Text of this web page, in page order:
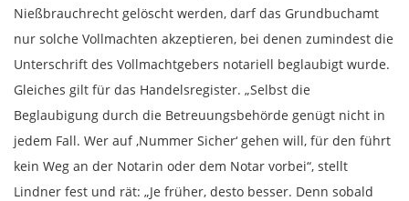
Nießbrauchrecht gelöscht werden, darf das Grundbuchamt
nur solche Vollmachten akzeptieren, bei denen zumindest die
Unterschrift des Vollmachtgebers notariell beglaubigt wurde.
Gleiches gilt für das Handelsregister. „Selbst die
Beglaubigung durch die Betreuungsbehörde genügt nicht in
jedem Fall. Wer auf ,Nummer Sicher‘ gehen will, für den führt
kein Weg an der Notarin oder dem Notar vorbei“, stellt
Lindner fest und rät: „Je früher, desto besser. Denn sobald